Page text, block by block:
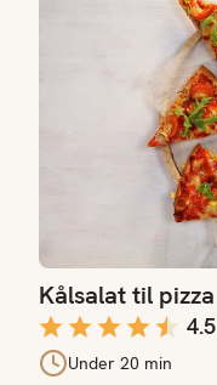
Kålsalat til pizza
4.5
Under 20 min